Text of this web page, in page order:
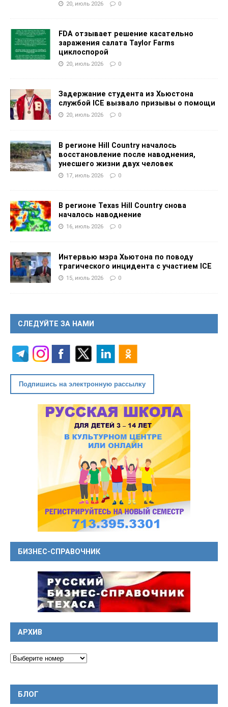
20, июль 2026 0
FDA отзывает решение касательно
заражения салата Taylor Farms
циклоспорой
20, июль 2026 0
Задержание студента из Хьюстона
службой ICE вызвало призывы о помощи
20, июль 2026 0
В регионе Hill Country началось
восстановление после наводнения,
унесшего жизни двух человек
17, июль 2026 0
В регионе Texas Hill Country снова
началось наводнение
16, июль 2026 0
Интервью мэра Хьютона по поводу
трагического инцидента с участием ICE
15, июль 2026 0
СЛЕДУЙТЕ ЗА НАМИ
Подпишись на электронную рассылку
БИЗНЕС-СПРАВОЧНИК
АРХИВ
БЛОГ